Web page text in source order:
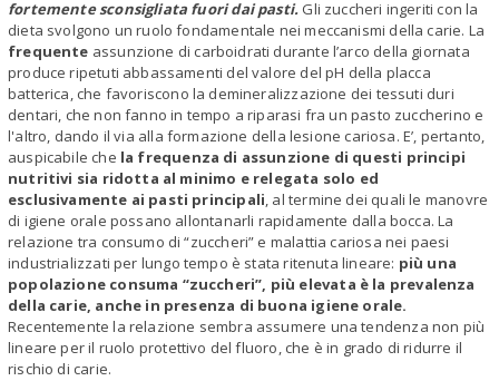
fortemente sconsigliata fuori dai pasti. Gli zuccheri ingeriti con la
dieta svolgono un ruolo fondamentale nei meccanismi della carie. La
frequente assunzione di carboidrati durante l’arco della giornata
produce ripetuti abbassamenti del valore del pH della placca
batterica, che favoriscono la demineralizzazione dei tessuti duri
dentari, che non fanno in tempo a riparasi fra un pasto zuccherino e
l'altro, dando il via alla formazione della lesione cariosa. E’, pertanto,
auspicabile che la frequenza di assunzione di questi principi
nutritivi sia ridotta al minimo e relegata solo ed
esclusivamente ai pasti principali, al termine dei quali le manovre
di igiene orale possano allontanarli rapidamente dalla bocca. La
relazione tra consumo di “zuccheri” e malattia cariosa nei paesi
industrializzati per lungo tempo è stata ritenuta lineare: più una
popolazione consuma “zuccheri”, più elevata è la prevalenza
della carie, anche in presenza di buona igiene orale.
Recentemente la relazione sembra assumere una tendenza non più
lineare per il ruolo protettivo del fluoro, che è in grado di ridurre il
rischio di carie.